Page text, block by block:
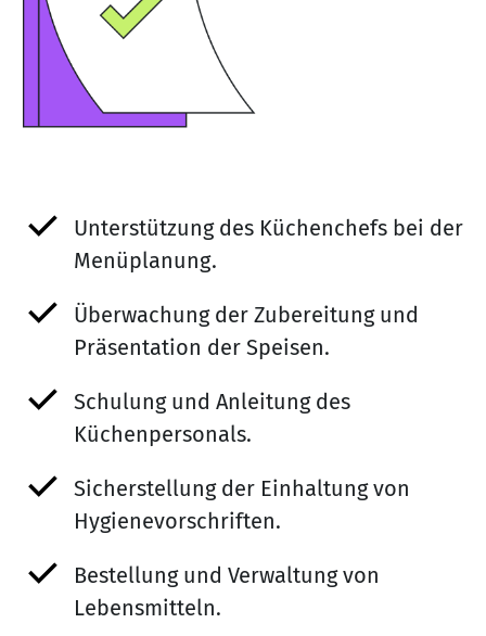
Unterstützung des Küchenchefs bei der
Menüplanung.
Überwachung der Zubereitung und
Präsentation der Speisen.
Schulung und Anleitung des
Küchenpersonals.
Sicherstellung der Einhaltung von
Hygienevorschriften.
Bestellung und Verwaltung von
Lebensmitteln.